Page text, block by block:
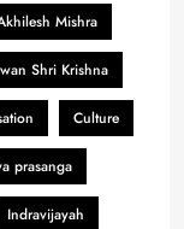
Mishra
Shri Krishna
Culture
prasanga
Indravijayah